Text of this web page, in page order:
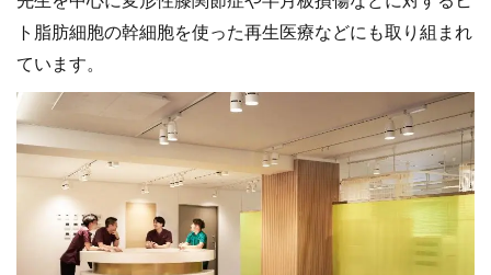
ト脂肪細胞の幹細胞を使った再生医療などにも取り組まれ
ています。